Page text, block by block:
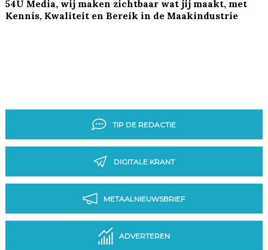
54U Media, wij maken zichtbaar wat jij maakt, met
Kennis, Kwaliteit en Bereik in de Maakindustrie
TIP DE REDACTIE
DIGITALE KRANT
METAALNIEUWSBRIEF
ADVERTEREN